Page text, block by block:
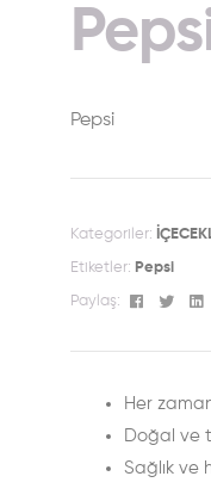
Pepsi
Kategoriler:
Etiketler: Pepsi
Paylaş: Facebook
Her
Doğal ve
Sağlık ve